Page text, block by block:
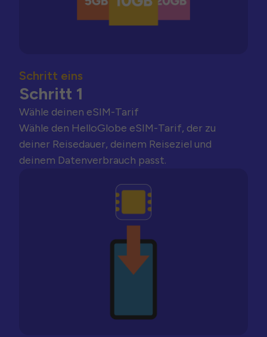
Schritt eins
Schritt 1
Wähle deinen eSIM-Tarif
Wähle den HelloGlobe eSIM-Tarif, der zu
deiner Reisedauer, deinem Reiseziel und
deinem Datenverbrauch passt.